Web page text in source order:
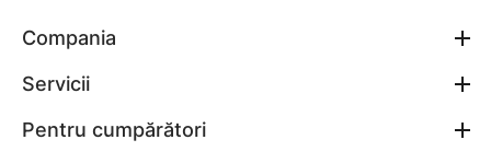
Compania
Servicii
Pentru cumpărători